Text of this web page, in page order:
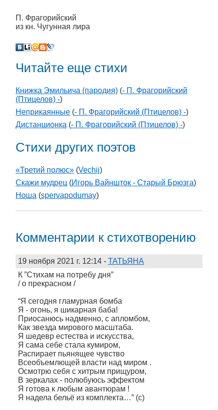
П. Фрагорийский
из кн. Чугунная лира
Читайте еще стихи
Книжка Эмильича (пародия) (- П. Фрагорийский
(Птицелов) -)
Неприкаянные (- П. Фрагорийский (Птицелов) -)
Дистанционка (- П. Фрагорийский (Птицелов) -)
Стихи других поэтов
«Третий полюс» (Vechij)
Скажи мудрец (Игорь Вайншток - Старый Брюзга)
Ноша (spervapodumay)
Комментарии к стихотворению
19 ноября 2021 г. 12:14 - ТАТЬЯНА
К ”Стихам на потребу дня”
/ о прекрасном /
“Я сегодня гламурная бомба
Я - огонь, я шикарная баба!
Приосанюсь надменно, с апломбом,
Как звезда мирового масштаба.
Я шедевр естества и искусства,
Я сама себе стала кумиром,
Распирает пьянящее чувство
Всеобъемлющей власти над миром .
Осмотрю себя с хитрым прищуром,
В зеркалах - полюбуюсь эффектом
Я готова к любым авантюрам !
Я надела бельё из комплекта…” (с)